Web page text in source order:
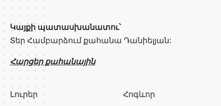
Կայքի պատասխանատու՝
Տեր Համբարձում քահանա Դանիելյան:
Հարցեր քահանային
Լուրեր Հոգևոր